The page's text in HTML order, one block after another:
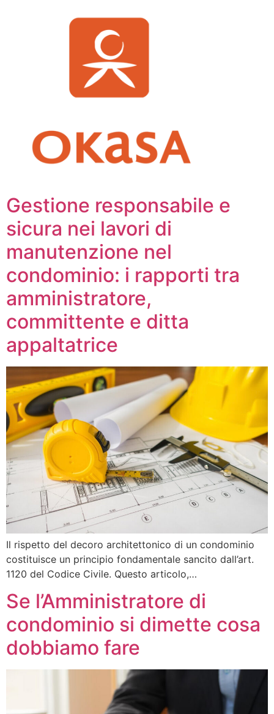
Gestione responsabile e
sicura nei lavori di
manutenzione nel
condominio: i rapporti tra
amministratore,
committente e ditta
appaltatrice
Il rispetto del decoro architettonico di un condominio
costituisce un principio fondamentale sancito dall’art.
1120 del Codice Civile. Questo articolo,…
Se l’Amministratore di
condominio si dimette cosa
dobbiamo fare